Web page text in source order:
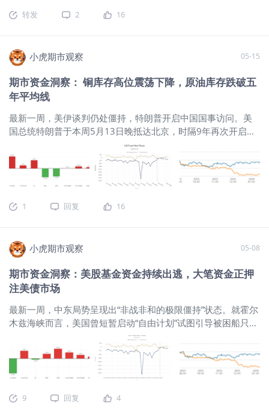
宏观预期反复摇摆的环境下，单纯观察价格波动已不足以把握
统一观察美股、美债、原油、铜、铝及金银的最新变化。 1.股
（Investment Company Institute，美国投资公司协会）成立于
1940年，是美国基金行业最核心的协会机构之一，其资金流数
据在市场上被广泛视为观察美国公募基金申赎变化的权威来
源。 同时，ICI长期发布美国及全球受监管基金资产和资金流统
计，统计口径稳定、覆盖面广，也因此被券商、研究机构和财
经媒体大量引用。 股基资金继续净流出，但边际压力有所缓
和：截至2026年5月13日当周，美国股票型基金预计净流出
291.7亿美元（占3月31日资产的0.2%），仍连续处于净流出区
间，说明权益类共同基金资金面依旧偏弱，市场风险偏好尚未
出现明显修复。从边际变化来看，5月13日当周较5月6日当周
资金撤出力度较前一周已有所减弱。 债基资金继续维持净流
入，但边际流入力度有所回落：截至2026年5月13日当周，美
国债券型基金预计净流入125.6亿美元（占3月31日资产的
0.2%）
转发 2 16
小虎期市观察 05-15
期市资金洞察： 铜库存高位震荡下降，原油库存跌破五
年平均线
最新一周，美伊谈判仍处僵持，特朗普开启中国国事访问。美
国总统特朗普于本周5月13日晚抵达北京，时隔9年再次开启访
华之旅。随行的包括十余名美国顶级商界代表，且包括英伟达
CEO黄仁勋等科技界巨头。中美元首进行了会谈，双方定调“让
2026年成为中美关系继往开来的历史性、标志性年份”，这一外
交进展被市场视作中美关系迎来“新定位”，极大提振了全球市场
跌幅情况如下： 在宏观预期反复摇摆的环境下，单纯观察价格
与资金两个维度，统一观察美股、美债、原油、铜、铝及金银
据显示： ICI简介（Investment Company Institute，美国投资
公司协会）成立于1940年，是美国基金行业最核心的协会机构
之一，其资金流数据在市场上被广泛视为观察美国公募基金申
赎变化的权威来源。 同时，ICI长期发布美国及全球受监管基金
资产和资金流统计，统计口径稳定、覆盖面广，也因此被券
商、研究机构和财经媒体大量引用。 股基资金净流出进一步扩
大：截至2026年5月6日当周，美国股票型基金单周预计净流出
326.2亿美元，延续此前连续数周的净流出状态，说明权益类共
同基金资金面仍然偏弱，市场风险偏好尚未出现明显修复。从
边际变化来看，5月6日当周较4月29日当周的预计净流出
1 回复 16
小虎期市观察 05-08
期市资金洞察：美股基金资金持续出逃，大笔资金正押
注美债市场
最新一周，中东局势呈现出“非战非和的极限僵持”状态。就霍尔
木兹海峡而言，美国曾短暂启动“自由计划”试图引导被困船只驶
离，但在遭到伊朗强硬回应后，美国总统特朗普于5月5日以“接
受巴基斯坦调解”为由正式宣布暂停了该计划。伊朗方面也在此
期间重申强调，除非国家意志决定，否则海峡不会重新开放，
能源供应链风险依然高企。 当地时间5月7日，美伊两国在霍尔
特朗普仍坚称美伊停火协议“依然有效”，并将其形容为“轻轻地
9 回复 4